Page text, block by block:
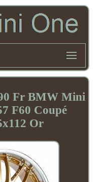
Fr BMW Mini
F60 Coupé
Or